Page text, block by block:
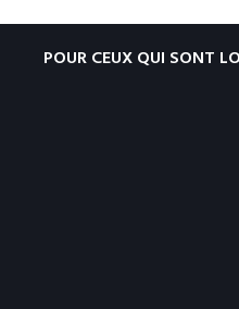
POUR CEUX QUI SONT